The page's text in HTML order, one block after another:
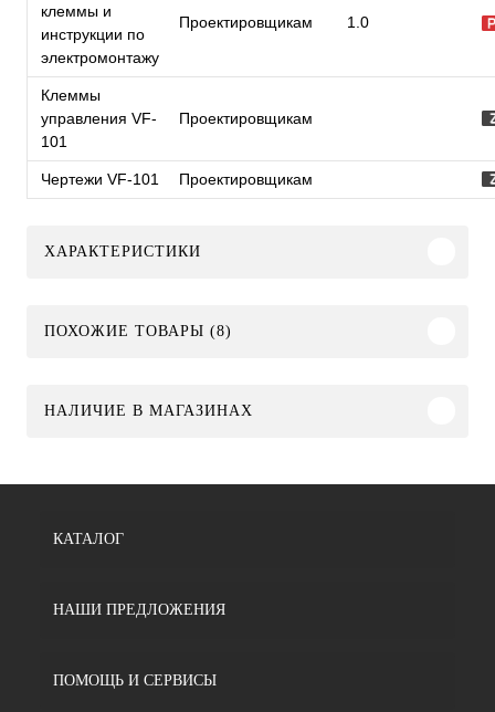
клеммы и
инструкции по
электромонтажу
Проектировщикам 1.0
Клеммы
управления VF-
101
Проектировщикам
Чертежи VF-101 Проектировщикам
ХАРАКТЕРИСТИКИ
ПОХОЖИЕ ТОВАРЫ (8)
НАЛИЧИЕ В МАГАЗИНАХ
КАТАЛОГ
НАШИ ПРЕДЛОЖЕНИЯ
ПОМОЩЬ И СЕРВИСЫ